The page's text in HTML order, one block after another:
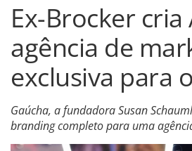
Ex-Brocker cria
agência de
exclusiva para
Gaúcha, a fundadora Susan
branding completo para uma